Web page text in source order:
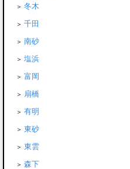
冬木
千田
南砂
塩浜
富岡
扇橋
有明
東砂
東雲
森下